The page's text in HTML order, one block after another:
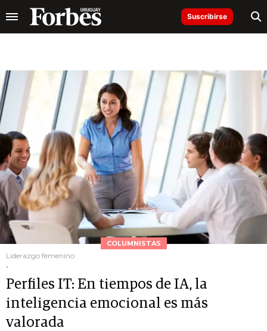
Suscribirse
COLUMNISTAS
Liderazgo femenino
.
Perfiles IT: En tiempos de IA, la
inteligencia emocional es más
valorada